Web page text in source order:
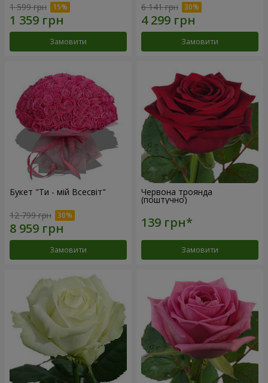
1 599 грн
Замовити
6 141 грн
Замовити
Букет "Ти - мій Всесвіт"
12 799 грн
Замовити
Червона троянда
(поштучно)
Замовити